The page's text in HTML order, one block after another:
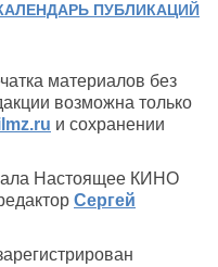
ПУБЛИКАЦИЙ
материалов без
возможна только
и сохранении
Настоящее КИНО
Сергей